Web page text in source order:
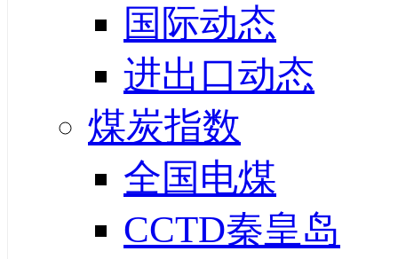
国际动态
进出口动态
煤炭指数
全国电煤
CCTD秦皇岛